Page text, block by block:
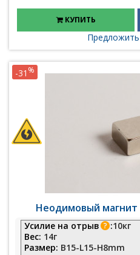
КУПИТЬ
Неодимовый магнит
Усилие на отрыв :10кг
Вес: 14г
Размер: B15-L15-H8mm
-31 %